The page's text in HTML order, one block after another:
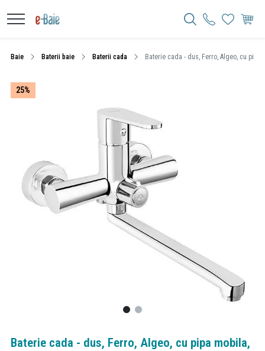
Baie Baterii baie Baterii cada Baterie cada - dus, Ferro, Algeo, cu pipa
25%
Baterie cada - dus, Ferro, Algeo, cu pipa mobila,